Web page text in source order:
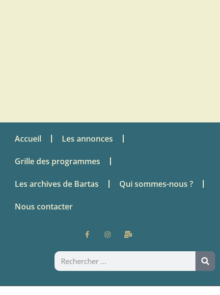
Accueil Les annonces
Grille des programmes
Les archives de Bartas Qui sommes-nous ?
Nous contacter